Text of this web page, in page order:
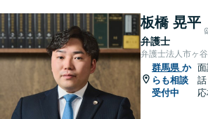
板橋 晃平
弁護士
弁護士法人市ヶ
群馬県 か
らも相談
受付中